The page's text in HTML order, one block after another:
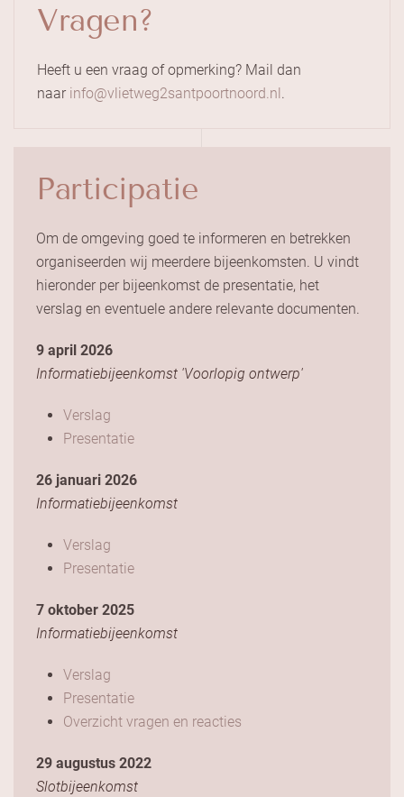
Vragen?
Heeft u een vraag of opmerking? Mail dan
naar info@vlietweg2santpoortnoord.nl .
Participatie
Om de omgeving goed te informeren en betrekken
organiseerden wij meerdere bijeenkomsten. U vindt
hieronder per bijeenkomst de presentatie, het
verslag en eventuele andere relevante documenten.
9 april 2026
Informatiebijeenkomst 'Voorlopig ontwerp'
Verslag
Presentatie
26 januari 2026
Informatiebijeenkomst
Verslag
Presentatie
7 oktober 2025
Informatiebijeenkomst
Verslag
Presentatie
Overzicht vragen en reacties
29 augustus 2022
Slotbijeenkomst